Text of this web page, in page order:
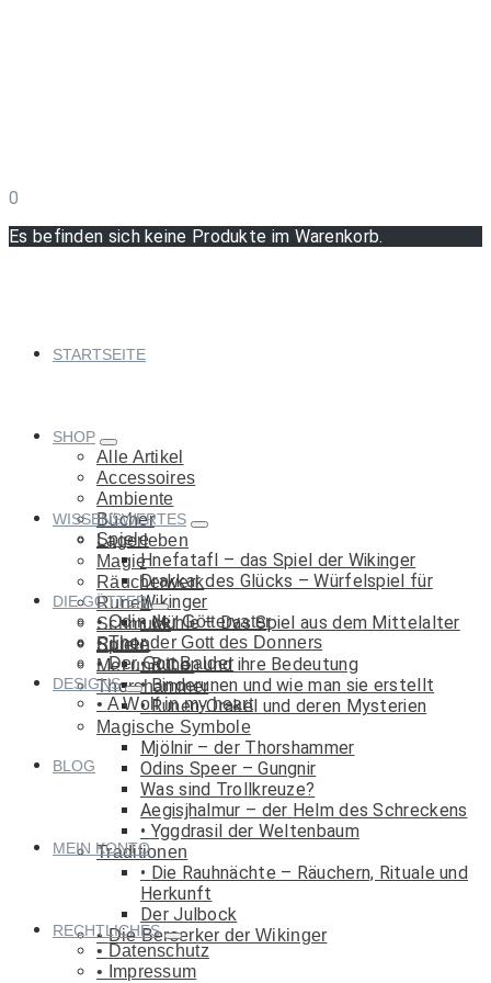
0
Es befinden sich keine Produkte im Warenkorb.
STARTSEITE
SHOP
Alle Artikel
Accessoires
Ambiente
Bücher
Lagerleben
Magie
Räucherwerk
Runen
Schmuck
Spiele
Met und Co.
Thorshammer
WISSENSWERTES
Spiele
Hnefatafl – das Spiel der Wikinger
Drakkar des Glücks – Würfelspiel für
Wikinger
Mühle – Das Spiel aus dem Mittelalter
Runen
Runen und ihre Bedeutung
Binderunen und wie man sie erstellt
Runen-Orakel und deren Mysterien
Magische Symbole
Mjölnir – der Thorshammer
Odins Speer – Gungnir
Was sind Trollkreuze?
Aegisjhalmur – der Helm des Schreckens
Yggdrasil der Weltenbaum
Traditionen
Die Rauhnächte – Räuchern, Rituale und
Herkunft
Der Julbock
Die Berserker der Wikinger
DIE GÖTTER
Odin der Göttervater
Thor der Gott des Donners
Der Gott Balder
DESIGNS
A Wolf in my heart
BLOG
MEIN KONTO
RECHTLICHES
Datenschutz
Impressum